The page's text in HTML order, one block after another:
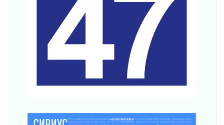
Ленобласть повышает производительность
труда в ЖКХ
03 августа 2026
Поддержка волонтерских объединений
03 августа 2026
Ладожский мост полностью закроют на два
часа
03 августа 2026